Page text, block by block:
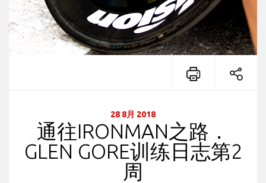
28 8月 2018
通往IRONMAN之路．
GLEN GORE训练日志第2
周